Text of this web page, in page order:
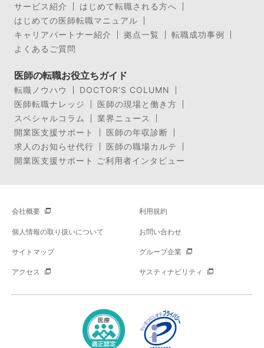
サービス紹介
はじめて転職される方へ
はじめての医師転職マニュアル
キャリアパートナー紹介
拠点一覧
転職成功事例
よくあるご質問
医師の転職お役立ちガイド
転職ノウハウ
DOCTOR’S COLUMN
医師転職ナレッジ
医師の現場と働き方
スペシャルコラム
業界ニュース
開業医支援サポート
医師の年収診断
求人のお知らせ代行
医師の職場カルテ
開業医支援サポート ご利用者インタビュー
会社概要 利用規約
個人情報の取り扱いについて お問い合わせ
サイトマップ グループ企業
アクセス サスティナビリティ